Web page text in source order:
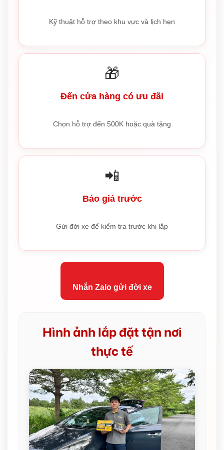
Kỹ thuật hỗ trợ theo khu vực và lịch hẹn
🎁
Đến cửa hàng có ưu đãi
Chọn hỗ trợ đến 500K hoặc quà tặng
📲
Báo giá trước
Gửi đời xe để kiểm tra trước khi lắp
Nhắn Zalo gửi đời xe
Hình ảnh lắp đặt tận nơi
thực tế